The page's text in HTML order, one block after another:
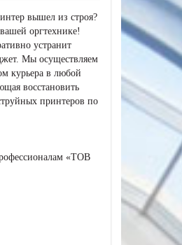
вышел из строя?
оргтехнике!
устранит
Мы осуществляем
курьера в любой
восстановить
принтеров по
«ТОВ